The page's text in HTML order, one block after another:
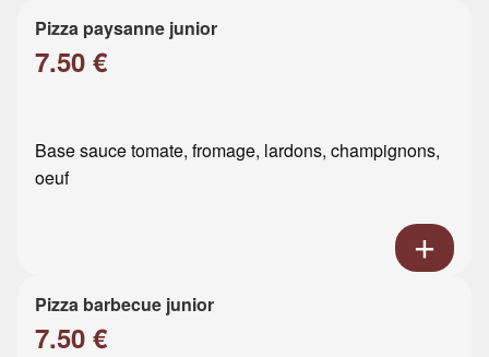
Pizza paysanne junior
7.50 €
Base sauce tomate, fromage, lardons, champignons,
oeuf
Pizza barbecue junior
7.50 €